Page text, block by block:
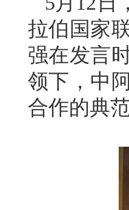
拉伯国家
强在发言
领下，中
合作的典范